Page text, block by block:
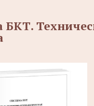
БКТ.